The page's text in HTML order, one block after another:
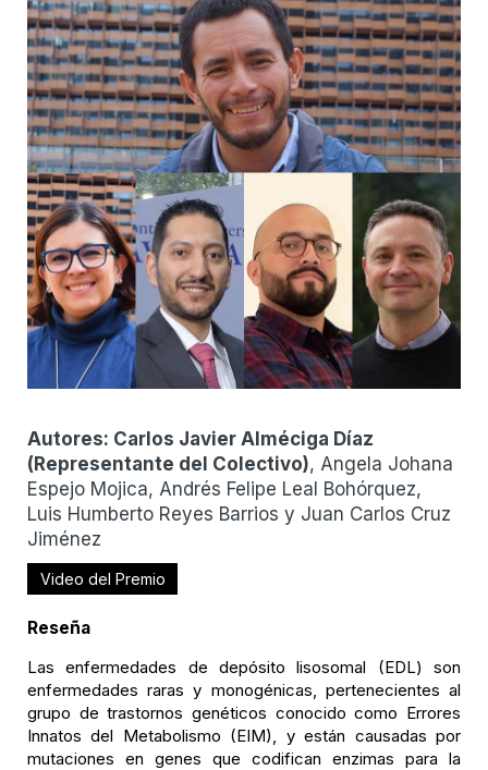
Autores: Carlos Javier Alméciga Díaz
( Representante del Colectivo), Angela Johana
Espejo Mojica, Andrés Felipe Leal Bohórquez,
Luis Humberto Reyes Barrios y Juan Carlos Cruz
Jiménez
Video del Premio
Reseña
Las enfermedades de depósito lisosomal (EDL) son
enfermedades raras y monogénicas, pertenecientes al
grupo de trastornos genéticos conocido como Errores
Innatos del Metabolismo (EIM), y están causadas por
mutaciones en genes que codifican enzimas para la